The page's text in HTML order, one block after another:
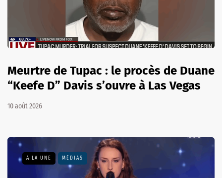
Meurtre de Tupac : le procès de Duane
“Keefe D” Davis s’ouvre à Las Vegas
10 août 2026
A LA UNE MÉDIAS